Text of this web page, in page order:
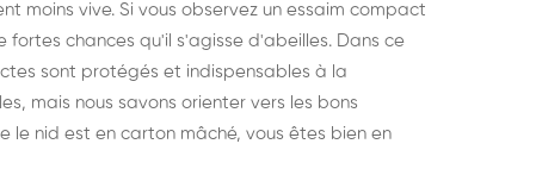
moins vive. Si vous observez un essaim compact
chances qu'il s'agisse d'abeilles. Dans ce
sont protégés et indispensables à la
mais nous savons orienter vers les bons
le nid est en carton mâché, vous êtes bien en